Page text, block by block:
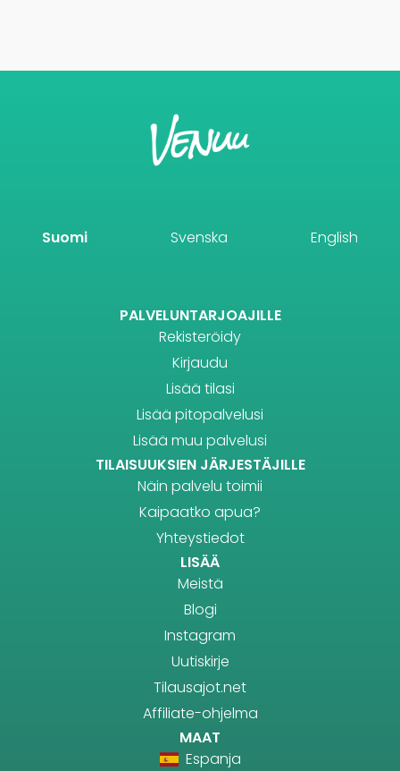
Suomi Svenska English
PALVELUNTARJOAJILLE
Rekisteröidy
Kirjaudu
Lisää tilasi
Lisää pitopalvelusi
Lisää muu palvelusi
TILAISUUKSIEN JÄRJESTÄJILLE
Näin palvelu toimii
Kaipaatko apua?
Yhteystiedot
LISÄÄ
Meistä
Blogi
Instagram
Uutiskirje
Tilausajot.net
Affiliate-ohjelma
MAAT
Espanja